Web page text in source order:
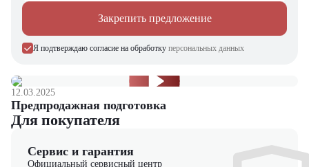
Закрепить предложение
Я подтверждаю согласие на обработку персональных данных
12.03.2025
Предпродажная подготовка
Для покупателя
Сервис и гарантия
Официальный сервисный центр